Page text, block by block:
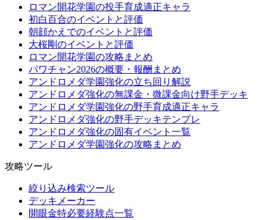
ロマン開花学園の投手育成適正キャラ
初白百合のイベントと評価
朝顔かえでのイベントと評価
大桜剛のイベントと評価
ロマン開花学園の攻略まとめ
パワチャン2026の概要・報酬まとめ
アンドロメダ学園強化の立ち回り解説
アンドロメダ強化の無課金・微課金向け野手デッキ
アンドロメダ学園強化の野手育成適正キャラ
アンドロメダ強化の野手デッキテンプレ
アンドロメダ強化の固有イベント一覧
アンドロメダ学園強化の攻略まとめ
攻略ツール
絞り込み検索ツール
デッキメーカー
開眼金特必要経験点一覧